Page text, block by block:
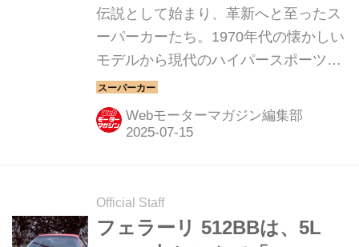
【スーパーカークロニク
ル・完全版／010】
伝説として始まり、革新へと至ったス
ーパーカーたち。1970年代の懐かしい
モデルから現代のハイパースポーツま
で紹介していこう。今回は、フェラー
リ 308GTB／GTSだ。
Webモーターマガジン編集部
Official Staff
フェラーリ 512BBは、5L